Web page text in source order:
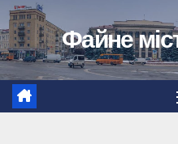
Перейти
до
вмісту
Файне